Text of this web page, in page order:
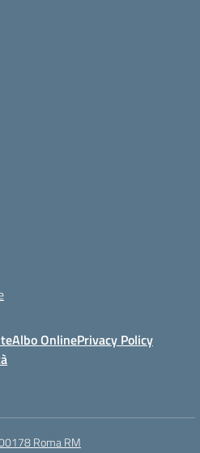
Albo OnlinePrivacy Policy
Roma RM